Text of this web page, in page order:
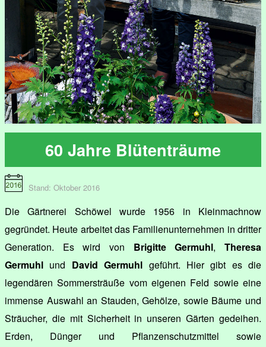
60 Jahre Blütenträume
Stand: Oktober 2016
Die Gärtnerei Schöwel wurde 1956 in Kleinmachnow
gegründet. Heute arbeitet das Familienunternehmen in dritter
Generation. Es wird von Brigitte Germuhl,Theresa
Germuhl und David Germuhl geführt. Hier gibt es die
legendären Sommersträuße vom eigenen Feld sowie eine
immense Auswahl an Stauden, Gehölze, sowie Bäume und
Sträucher, die mit Sicherheit in unseren Gärten gedeihen.
Erden, Dünger und Pflanzenschutzmittel sowie